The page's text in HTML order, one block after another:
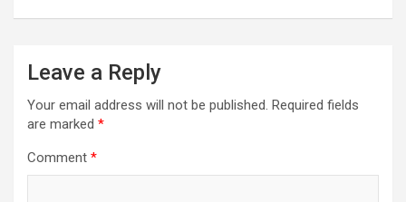
Leave a Reply
Your email address will not be published. Required fields
are marked *
Comment *